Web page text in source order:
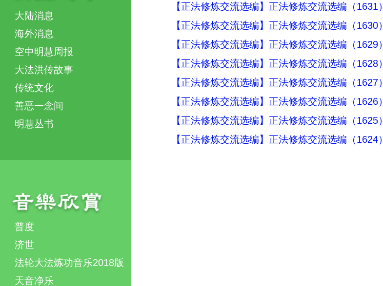
大陆消息
海外消息
空中明慧周报
大法洪传故事
传统文化
善恶一念间
明慧丛书
普度
济世
法轮大法炼功音乐2018版
天音净乐
【正法修炼交流选编】正法修炼交流选编（1631）
【正法修炼交流选编】正法修炼交流选编（1630）
【正法修炼交流选编】正法修炼交流选编（1629）
【正法修炼交流选编】正法修炼交流选编（1628）
【正法修炼交流选编】正法修炼交流选编（1627）
【正法修炼交流选编】正法修炼交流选编（1626）
【正法修炼交流选编】正法修炼交流选编（1625）
【正法修炼交流选编】正法修炼交流选编（1624）